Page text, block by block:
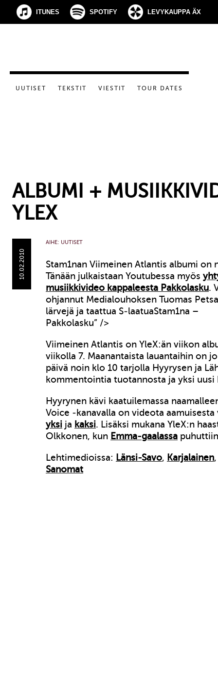
ITUNES SPOTIFY LEVYKAUPPA ÄX
UUTISET TEKSTIT VIESTIT TOUR DATES
ALBUMI +
YLEX
10.02.2010
AIHE: UUTISET
Stam1nan Viimeinen Atlantis albumi on
Tänään julkaistaan Youtubessa myös
musiikkivideo kappaleesta Pakkolasku.
ohjannut Medialouhoksen Tuomas
lärvejä ja taattua S-laatuaStam1na –
Pakkolasku” />
Viimeinen Atlantis on YleX:än viikon
viikolla 7. Maanantaista lauantaihin on
päivä noin klo 10 tarjolla Hyyrysen ja
kommentointia tuotannosta ja yksi uusi
Hyyrynen kävi kaatuilemassa
Voice -kanavalla on videota aamuisesta
yksi ja kaksi. Lisäksi mukana YleX:n
Olkkonen, kun Emma-gaalassa
Lehtimedioissa: Länsi-Savo, Karjalainen
Sanomat